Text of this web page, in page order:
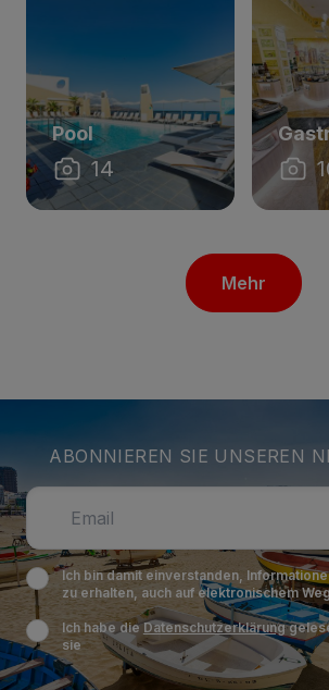
Pool
14
Mehr
ABONNIEREN SIE UNSEREN
Ich bin damit einverstanden,
zu erhalten, auch auf elektronischem
Ich habe die Datenschutzerklärung
sie